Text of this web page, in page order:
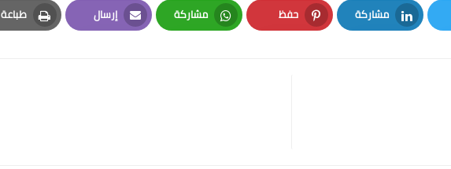
مشاركة
LinkedIn
حفظ
Pinterest
مشاركة
Whatsapp
إرسال
Email
طباعة
Print